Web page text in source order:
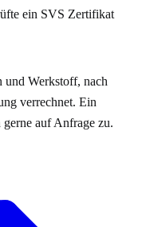
ein SVS Zertifikat
und Werkstoff, nach
verrechnet. Ein
auf Anfrage zu.